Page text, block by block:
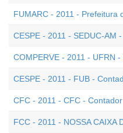
FUMARC - 2011 - Prefeitura
CESPE - 2011 - SEDUC-AM
COMPERVE - 2011 - UFRN
CESPE - 2011 - FUB -
CFC - 2011 - CFC - Contador
FCC - 2011 - NOSSA CAIXA